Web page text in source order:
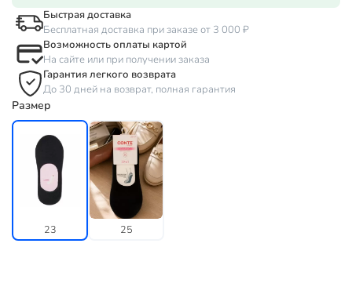
Быстрая доставка
Бесплатная доставка при заказе от 3 000 ₽
Возможность оплаты картой
На сайте или при получении заказа
Гарантия легкого возврата
До 30 дней на возврат, полная гарантия
Размер
23 25